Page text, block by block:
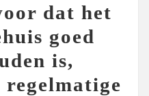
dat het
goed
is,